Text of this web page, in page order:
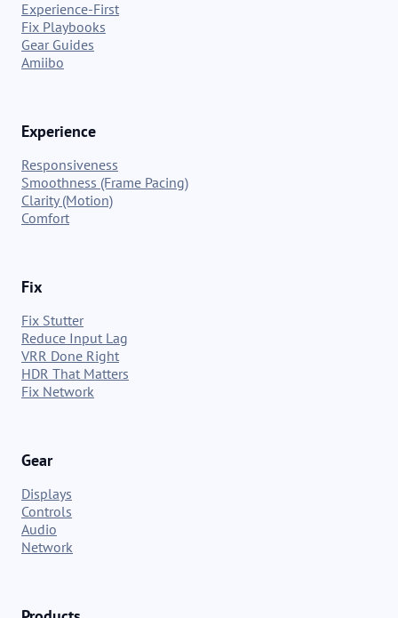
Experience-First
Fix Playbooks
Gear Guides
Amiibo
Experience
Responsiveness
Smoothness (Frame Pacing)
Clarity (Motion)
Comfort
Fix
Fix Stutter
Reduce Input Lag
VRR Done Right
HDR That Matters
Fix Network
Gear
Displays
Controls
Audio
Network